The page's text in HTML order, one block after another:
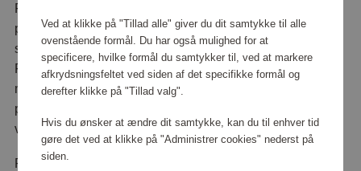
Friends-medlemmer. Den Forretningsdrivende er den
person, som driver Scandic Friends Shop på
shop.scandichotels.com/dk (the “SITET“). Scandic
Friends Shop er en forretning, hvor medlemmerne har
mulighed for at bruge deres point til køb af
produkter/serviceydelser eller til at give bidrag til
velgørenhed. Nærmere oplysninger findes på Sitet.
På Sitet kan medlemmerne betale for produkter og
Ved at klikke på "Tillad alle" giver du dit samtykke til alle
ovenstående formål. Du har også mulighed for at
specificere, hvilke formål du samtykker til, ved at markere
afkrydsningsfeltet ved siden af det specifikke formål og
derefter klikke på "Tillad valg".
Hvis du ønsker at ændre dit samtykke, kan du til enhver tid
gøre det ved at klikke på "Administrer cookies" nederst på
siden.